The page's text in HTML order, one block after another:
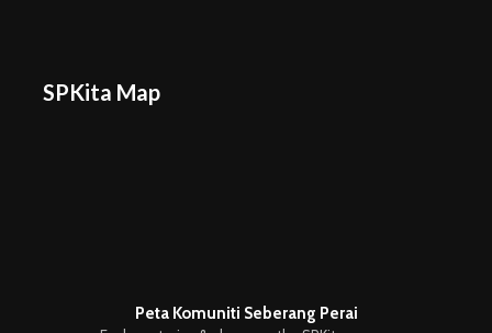
SPKita Map
Peta Komuniti Seberang Perai